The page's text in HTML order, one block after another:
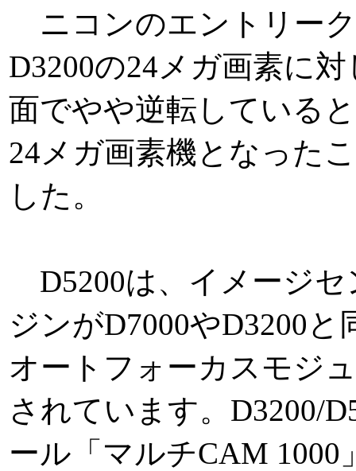
ニコンのエントリー
D3200の24メガ画素に
面でやや逆転している
24メガ画素機となった
した。
D5200は、イメージセ
ジンがD7000やD3200
オートフォーカスモジ
されています。D3200/
ール「マルチCAM